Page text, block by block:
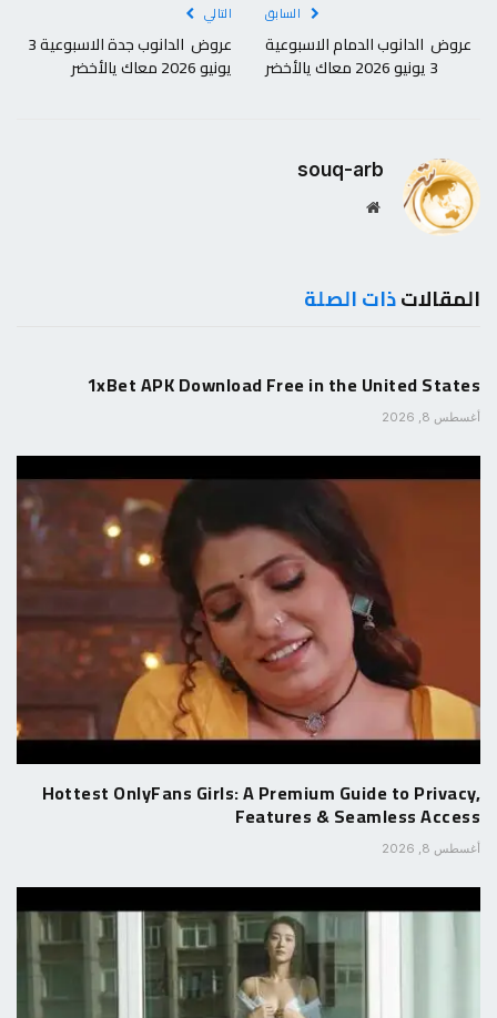
السابق
عروض الدانوب الدمام الاسبوعية
3 يونيو 2026 معاك يالأخضر
التالي
عروض الدانوب جدة الاسبوعية 3
يونيو 2026 معاك يالأخضر
souq-arb
موقع
المقالاتذات الصلة
1xBet APK Download Free in the United States
أغسطس 8, 2026
Hottest OnlyFans Girls: A Premium Guide to Privacy,
Features & Seamless Access
أغسطس 8, 2026